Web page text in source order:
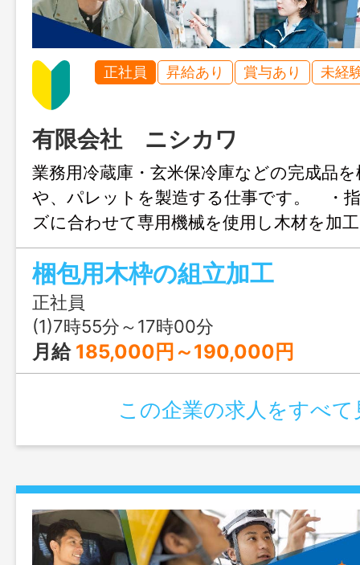
正社員 昇給あり 賞与あり 未経
有限会社 ニシカワ
業務用冷蔵庫・玄米保冷庫などの完成品
や、パレットを製造する仕事です。 ・
ズに合わせて専用機械を使用し木材を加
機で木枠を組立作成 ・工場内、廃材
中型免許・フォークリフト免許をお持ち
ｔ幌車）をお願いする場合があります
会社の定める業務
梱包用木枠の組立加工
正社員
(1)7時55分～17時00分
月給 185,000円～190,000円
この企業の求人をすべて